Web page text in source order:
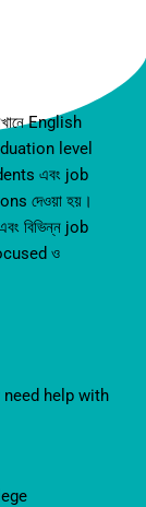
English
level
এবং job
দেওয়া হয়।
বিভিন্ন job
ও
help with